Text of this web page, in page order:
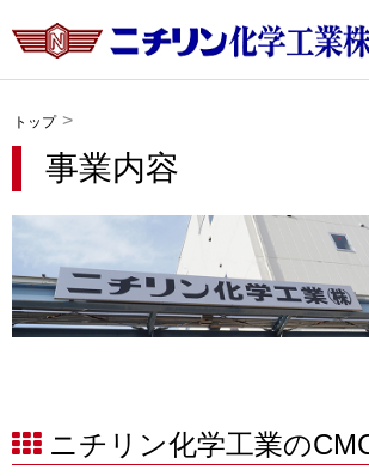
トップ
事業内容
ニチリン化学工業の